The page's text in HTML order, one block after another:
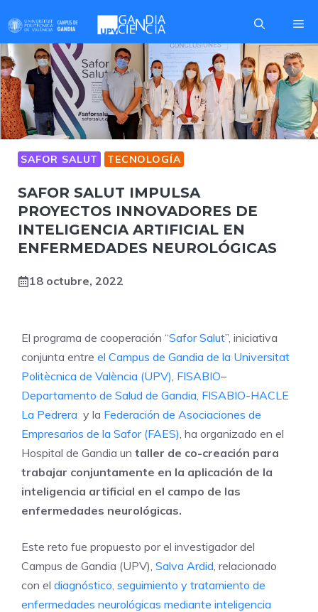
contenido
SAFOR SALUT TECNOLOGÍA
SAFOR SALUT IMPULSA
PROYECTOS INNOVADORES DE
INTELIGENCIA ARTIFICIAL EN
ENFERMEDADES NEUROLÓGICAS
18 octubre, 2022
El programa de cooperación “Safor Salut”, iniciativa
conjunta entre el Campus de Gandia de la Universitat
Politècnica de València (UPV) FISABIO–
Departamento de Salud de Gandia, FISABIO-HACLE
La Pedrera y la Federación de Asociaciones de
Empresarios de la Safor (FAES) , ha organizado en el
Hospital de Gandia un taller de co-creación para
trabajar conjuntamente en la aplicación de la
inteligencia artificial en el campo de las
enfermedades neurológicas.
Este reto fue propuesto por el investigador del
Campus de Gandia (UPV), Salva Ardid , relacionado
con el diagnóstico, seguimiento y tratamiento de
enfermedades neurológicas mediante inteligencia